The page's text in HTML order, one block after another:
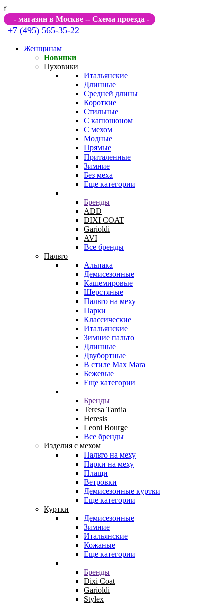
f
- магазин в Москве -- Схема проезда -
+7 (495) 565-35-22
Женщинам
Новинки
Пуховики
Итальянские
Длинные
Средней длины
Короткие
Стильные
С капюшоном
С мехом
Модные
Прямые
Приталенные
Зимние
Без меха
Еще категории
Бренды
ADD
DIXI COAT
Garioldi
AVI
Все бренды
Пальто
Альпака
Демисезонные
Кашемировые
Шерстяные
Пальто на меху
Парки
Классические
Итальянские
Зимние пальто
Длинные
Двубортные
В стиле Max Mara
Бежевые
Еще категории
Бренды
Teresa Tardia
Heresis
Leoni Bourge
Все бренды
Изделия с мехом
Пальто на меху
Парки на меху
Плащи
Ветровки
Демисезонные куртки
Еще категории
Куртки
Демисезонные
Зимние
Итальянские
Кожаные
Еще категории
Бренды
Dixi Coat
Garioldi
Stylex